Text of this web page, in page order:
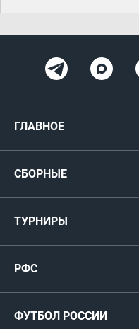
ГЛАВНОЕ
Карта болельщика
СБОРНЫЕ
Футзал
ТУРНИРЫ
Международные
РФС
ФУТБОЛ РОССИИ